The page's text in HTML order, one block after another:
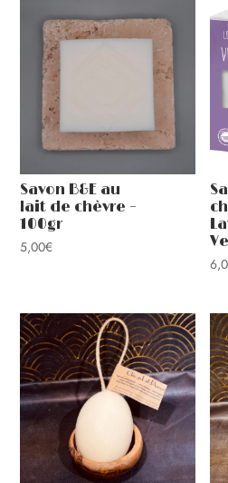
Savon B&E au
lait de chèvre –
100gr
5,00€